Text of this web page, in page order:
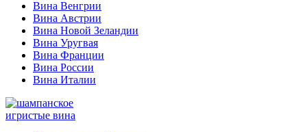
Вина Венгрии
Вина Австрии
Вина Новой Зеландии
Вина Уругвая
Вина Франции
Вина России
Вина Италии
игристые вина